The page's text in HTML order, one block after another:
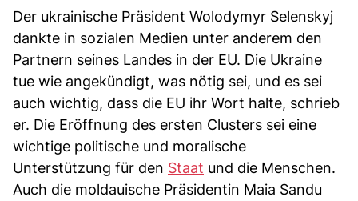
Der ukrainische Präsident Wolodymyr Selenskyj
dankte in sozialen Medien unter anderem den
Partnern seines Landes in der EU. Die Ukraine
tue wie angekündigt, was nötig sei, und es sei
auch wichtig, dass die EU ihr Wort halte, schrieb
er. Die Eröffnung des ersten Clusters sei eine
wichtige politische und moralische
Unterstützung für den Staat und die Menschen.
Auch die moldauische Präsidentin Maia Sandu